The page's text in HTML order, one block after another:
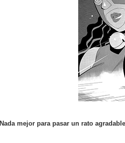
Nada mejor para pasar un rato